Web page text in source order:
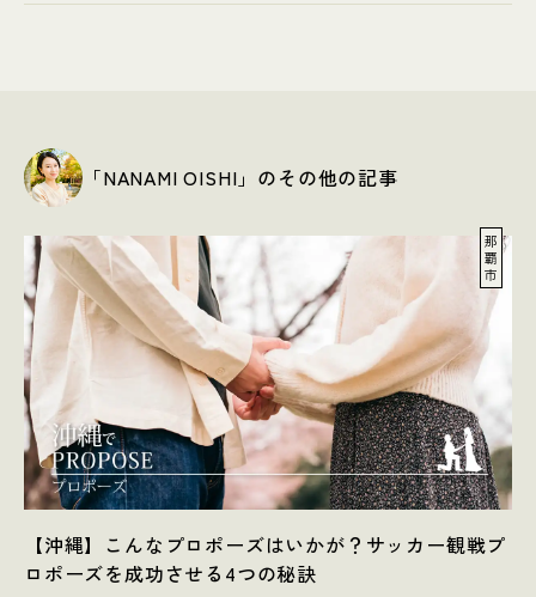
「NANAMI OISHI」のその他の記事
那
覇
市
【沖縄】こんなプロポーズはいかが？サッカー観戦プ
ロポーズを成功させる4つの秘訣